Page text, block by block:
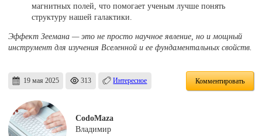
магнитных полей, что помогает ученым лучше понять
структуру нашей галактики.
Эффект Зеемана — это не просто научное явление, но и мощный
инструмент для изучения Вселенной и ее фундаментальных свойств.
19 мая 2025 313 Интересное Комментировать
CodoMaza
Владимир